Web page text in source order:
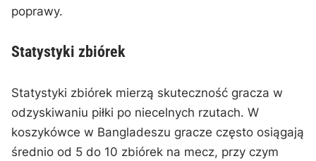
poprawy.
Statystyki zbiórek
Statystyki zbiórek mierzą skuteczność gracza w
odzyskiwaniu piłki po niecelnych rzutach. W
koszykówce w Bangladeszu gracze często osiągają
średnio od 5 do 10 zbiórek na mecz, przy czym